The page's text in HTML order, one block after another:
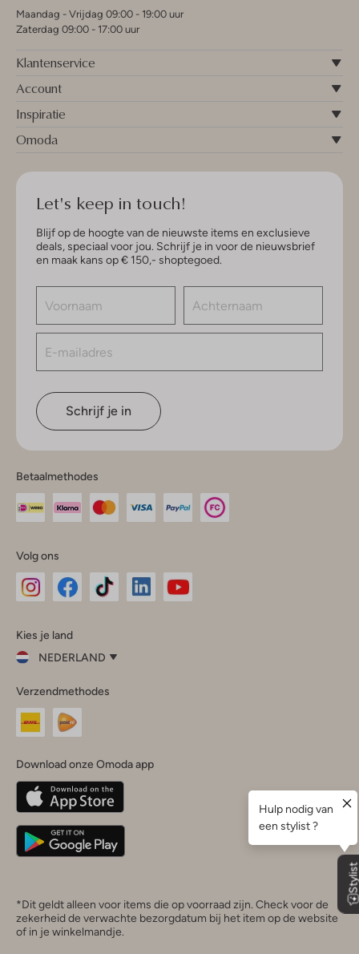
Maandag - Vrijdag 09:00 - 19:00 uur
Zaterdag 09:00 - 17:00 uur
Klantenservice
Account
Inspiratie
Omoda
Let's keep in touch!
Blijf op de hoogte van de nieuwste items en exclusieve
deals, speciaal voor jou. Schrijf je in voor de nieuwsbrief
en maak kans op € 150,- shoptegoed.
Schrijf je in
Betaalmethodes
Volg ons
InstagramFacebook
Kies je land
NEDERLAND
je
land
Nederland
Belgique(Français)
Deutschland
Verzendmethodes
Download onze Omoda app
*Dit geldt alleen voor items die op voorraad zijn. Check voor de
zekerheid de verwachte bezorgdatum bij het item op de website
of in je winkelmandje.